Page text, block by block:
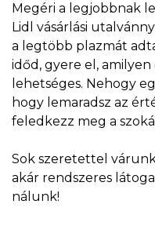
Megéri a legjobbnak
Lidl vásárlási
a legtöbb plazmát
időd, gyere el, amilyen
lehetséges. Nehogy
hogy lemaradsz az
feledkezz meg a
Sok szeretettel
akár rendszeres
nálunk!